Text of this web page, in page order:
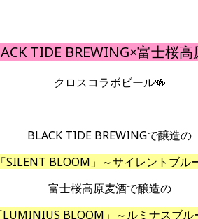
TIDE BREWING×富士桜
クロスコラボビール🍻
BLACK TIDE BREWINGで醸造の
「SILENT BLOOM」～サイレントブル
富士桜高原麦酒で醸造の
LUMINIUS BLOOM」～ルミナスブル